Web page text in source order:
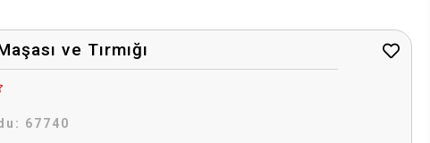
ve Tırmığı
67740